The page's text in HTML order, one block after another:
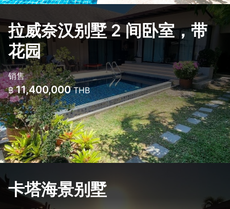
拉威奈汉别墅 2 间卧室，带
花园
销售
฿ 11,400,000THB
卡塔海景别墅